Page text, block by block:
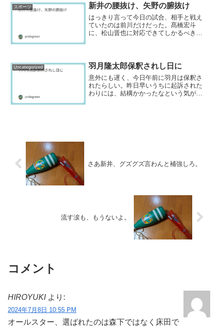
スポーツ 新井の腰抜け、矢野の腑抜け
はっきり言って今日の試合、相手と戦え
ていたのは前川だけだった。髙橋宏斗
に、松山晋也に対応できてしかるべきバ
が、明らかに今のカープに欠...
Uncategorized 羽月隆太郎保釈されし日に
意外にも遅く、今日午前に羽月は保釈さ
れたらしい。昨日早いうちに起訴された
わりには、結構かかったなという気がす
さあ新井、グズグズ言わんと補強しろ。
流す涙も、もうないよ。
コメント
HIROYUKI より:
2024年7月8日 10:55 PM
オールスター、選ばれたのは森下ではなく床田で